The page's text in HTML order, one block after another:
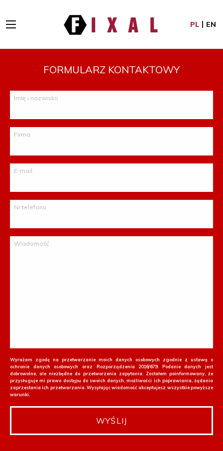
PL EN
FORMULARZ KONTAKTOWY
Imię i nazwisko
Firma
E-mail
Nr telefonu
Wiadomość
Wyrażam zgodę na przetwarzanie moich danych osobowych zgodnie z ustawą o
ochronie danych osobowych oraz Rozporządzenia 2016/679. Podanie danych jest
dobrowolne, ale niezbędne do przetworzenia zapytania. Zostałem poinformowany, że
przysługuje mi prawo dostępu do swoich danych, możliwości ich poprawiania, żądania
zaprzestania ich przetwarzania. Wysyłając wiadomość akceptujesz wszystkie powyższe
warunki.
WYŚLIJ